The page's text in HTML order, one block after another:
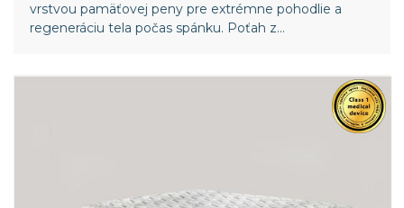
vrstvou pamäťovej peny pre extrémne pohodlie a
regeneráciu tela počas spánku. Poťah z